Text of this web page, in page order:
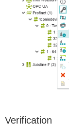
Verification